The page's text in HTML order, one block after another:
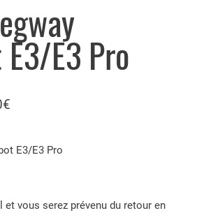
E3 Pro
€
p
x
E3/E3 Pro
et vous serez prévenu du retour en